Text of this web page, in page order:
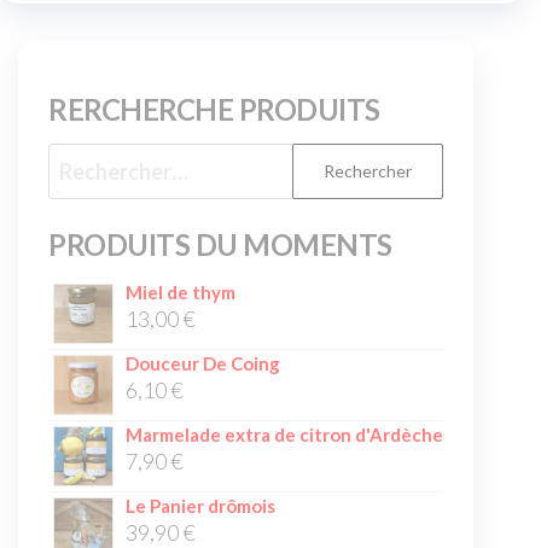
RERCHERCHE PRODUITS
PRODUITS DU MOMENTS
Miel de thym
13,00€
Douceur De Coing
6,10€
Marmelade extra de citron d'Ardèche
7,90€
Le Panier drômois
39,90€